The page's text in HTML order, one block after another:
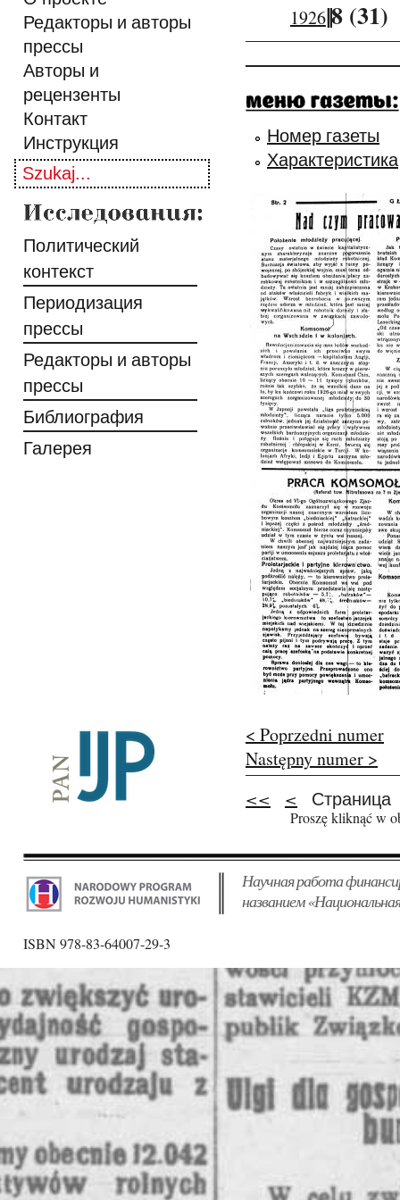
Редакторы и авторы
прессы
Авторы и
рецензенты
Контакт
Инструкция
Политический
контекст
Периодизация
прессы
Редакторы и авторы
прессы
Библиография
Галерея
1926||8 (31)
Номер газеты
Характеристика
< Poprzedni numer
Następny numer >
Pages
<< < Страница
Proszę kliknąć w
Научная работа
названием
ISBN 978-83-64007-29-3